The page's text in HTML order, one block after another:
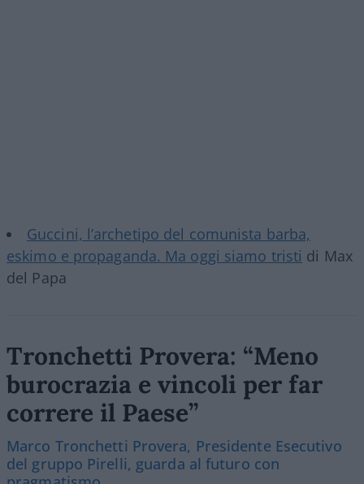
Guccini, l’archetipo del comunista barba,
eskimo e propaganda. Ma oggi siamo tristi di Max
del Papa
Tronchetti Provera: “Meno
burocrazia e vincoli per far
correre il Paese”
Marco Tronchetti Provera, Presidente Esecutivo
del gruppo Pirelli, guarda al futuro con